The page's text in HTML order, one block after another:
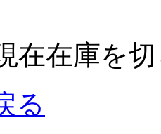
在在庫を
る